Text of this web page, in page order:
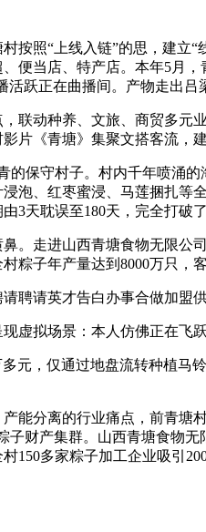
照“上线入链”的思，建立“
便当店、特产店。本年5月
活跃正在曲播间。产物走出
动种养、文旅、商贸多元
片《青塘》集聚文搭客流，
保守村子。村内千年喷涌的
泡、红枣蜜浸、马莲捆扎
3天耽误至180天，完全打破
走进山西青塘食物无限公
粽子年产量达到8000万只，
请英才告白办事合做加盟供
拟场景：本人仿佛正在飞跃
，仅通过地盘流转种植马
分离的行业痛点，前青塘村
子财产集群。山西青塘食物
150多家粽子加工企业吸引